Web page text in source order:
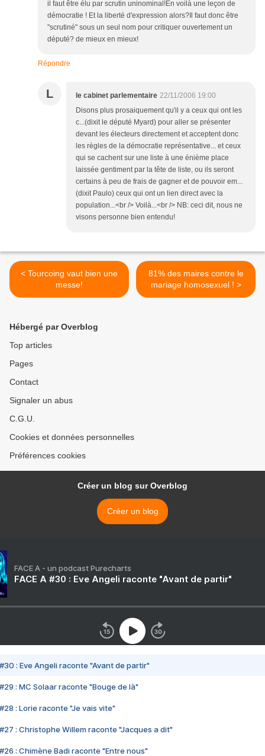
il faut être élu par scrutin uninominal!En voilà une leçon de
démocratie ! Et la liberté d'expression alors?Il faut donc être
"scrutiné" sous un seul nom pour critiquer ouvertement un
député? de mieux en mieux!
Répondre
L le cabinet parlementaire 22/11/2006 19:00
Disons plus prosaiquement qu'il y a ceux qui ont les
c...(dixit le député Myard) pour aller se présenter
devant les électeurs directement et acceptent donc
les règles de la démocratie représentative... et ceux
qui se cachent sur une liste à une énième place
laissée gentiment par la tête de liste, ou ils seront
certains à peu de frais de gagner et de pouvoir em...
(dixit Paulo) ceux qui ont un lien direct avec la
population...<br /> Voilà...<br /> NB: ceci dit, nous ne
visons personne bien entendu!
< Tourcoing vaut bien une
messe!
81% des maires contre le
mariage homosexuel ! >
Hébergé par Overblog
Top articles
Pages
Contact
Signaler un abus
C.G.U.
Cookies et données personnelles
Préférences cookies
Créer un blog sur Overblog
Créer un blog
FACE A - un podcast Purecharts
FACE A #30 : Eve Angeli raconte "Avant de partir"
#30 : Eve Angeli raconte "Avant de partir"
#29 : MC Solaar raconte "Bouge de là"
#28 : Lorie raconte "Je vais vite"
#27 : Christophe Willem raconte "Jacques a dit"
#26 : Chimène Badi raconte "Entre nous"